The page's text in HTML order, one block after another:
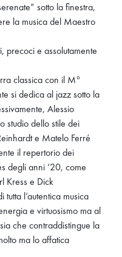
sotto la finestra,
la musica del Maestro
precoci e assolutamente
classica con il M°
si dedica al jazz sotto la
Alessio
studio dello stile dei
e Matelo Ferré
il repertorio dei
degli anni ’20, come
Kress e Dick
l’autentica musica
e virtuosismo ma al
che contraddistingue la
ma lo affatica